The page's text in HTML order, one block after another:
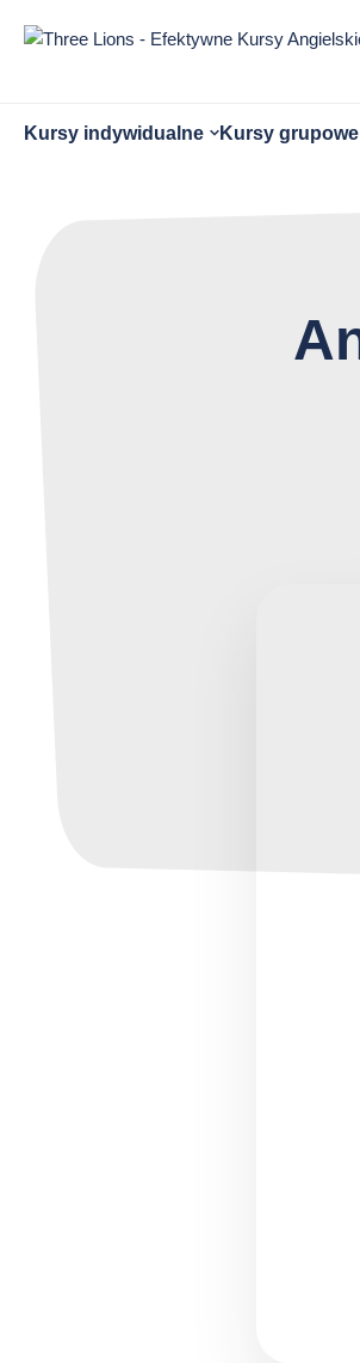
Kursy indywidualne
Otwórz
Kursy grupowe